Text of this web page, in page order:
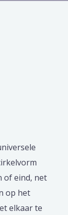
of eind, net
op het
elkaar te